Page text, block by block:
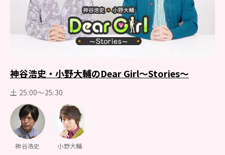
神谷浩史・小野大輔のDear Girl～Stories～
土 25:00～25:30
神谷浩史 小野大輔